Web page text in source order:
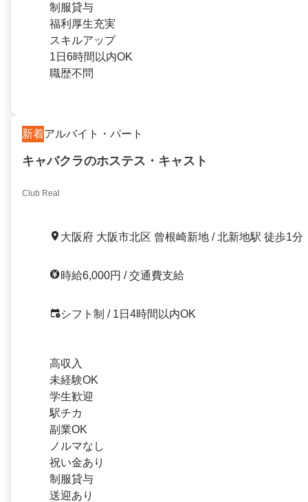
制服貸与
福利厚生充実
スキルアップ
1日6時間以内OK
職歴不問
新着アルバイト・パート
キャバクラのホステス・キャスト
Club Real
大阪府 大阪市北区 曾根崎新地 / 北新地駅 徒歩1分
時給6,000円 / 交通費支給
シフト制 / 1日4時間以内OK
高収入
未経験OK
学生歓迎
駅チカ
副業OK
ノルマなし
祝い金あり
制服貸与
送迎あり